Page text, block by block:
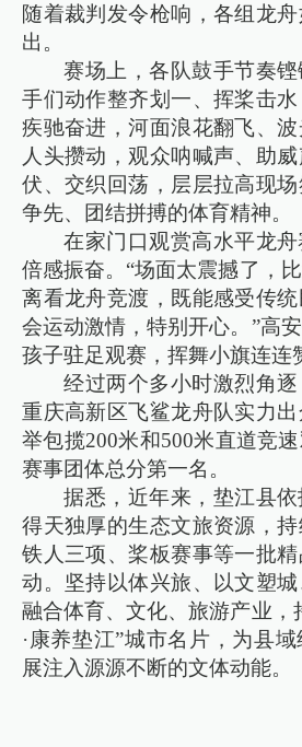
随着裁判发令枪响，各组龙
出。
赛场上，各队鼓手节奏
手们动作整齐划一、挥桨击水
疾驰奋进，河面浪花翻飞、
人头攒动，观众呐喊声、助
伏、交织回荡，层层拉高现
争先、团结拼搏的体育精神。
在家门口观赏高水平龙
倍感振奋。“场面太震撼了，
离看龙舟竞渡，既能感受传
会运动激情，特别开心。”高
孩子驻足观赛，挥舞小旗连连
经过两个多小时激烈角逐
重庆高新区飞鲨龙舟队实力
举包揽200米和500米直道竞
赛事团体总分第一名。
据悉，近年来，垫江县
得天独厚的生态文旅资源，持
铁人三项、桨板赛事等一批
动。坚持以体兴旅、以文塑
融合体育、文化、旅游产业，
·康养垫江”城市名片，为县
展注入源源不断的文体动能。